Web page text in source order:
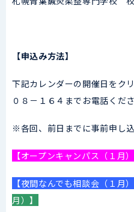
【申込み方法】
下記カレンダーの開催日を
０８－１６４までお電話くださ
※各回、前日までに事前申し
【オープンキャンパス（１月）
【夜間なんでも相談会（１月）
月）】